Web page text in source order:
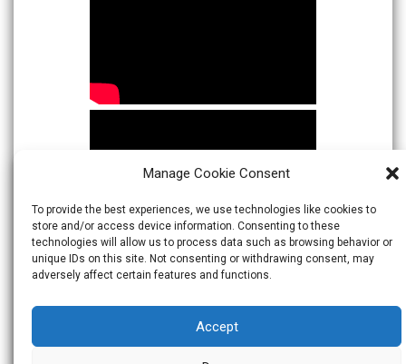
Manage Cookie Consent
To provide the best experiences, we use technologies like cookies to
store and/or access device information. Consenting to these
technologies will allow us to process data such as browsing behavior or
unique IDs on this site. Not consenting or withdrawing consent, may
adversely affect certain features and functions.
Accept